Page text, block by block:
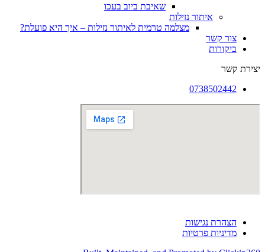
שאיבת ביוב בעכו
איתור נזילות
מצלמה טרמית לאיתור נזילות – איך היא פועלת?
צור קשר
ביקורות
יצירת קשר
0738502442
הצהרת נגישות
מדיניות פרטיות